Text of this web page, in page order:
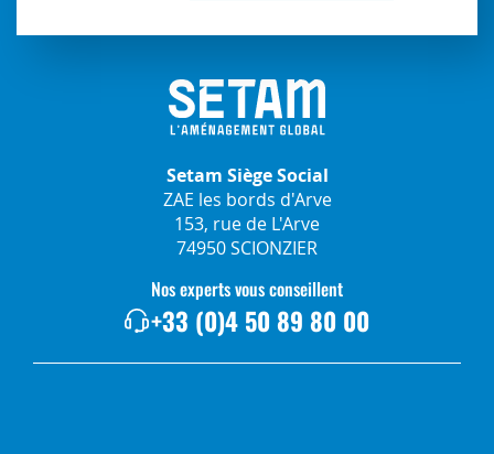
Setam Siège Social
ZAE les bords d'Arve
153, rue de L'Arve
74950 SCIONZIER
Nos experts vous conseillent
+33 (0)4 50 89 80 00